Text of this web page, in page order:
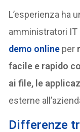
L’esperienza ha
amministratori IT
demo online per
facile e rapido
ai file, le
esterne
Differenze